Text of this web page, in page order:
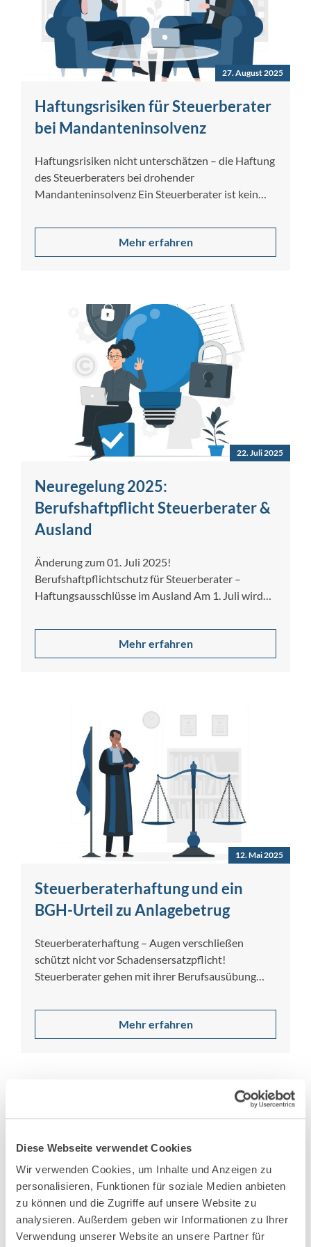
Diese Webseite verwendet Cookies
Wir verwenden Cookies, um Inhalte und Anzeigen zu
personalisieren, Funktionen für soziale Medien anbieten
zu können und die Zugriffe auf unsere Website zu
analysieren. Außerdem geben wir Informationen zu Ihrer
Verwendung unserer Website an unsere Partner für
27. August 2025
Haftungsrisiken für Steuerberater
bei Mandanteninsolvenz
Haftungsrisiken nicht unterschätzen – die Haftung
des Steuerberaters bei drohender
Mandanteninsolvenz Ein Steuerberater ist kein
Mehr erfahren
22. Juli 2025
Neuregelung 2025:
Berufshaftpflicht Steuerberater &
Ausland
Änderung zum 01. Juli 2025!
Berufshaftpflichtschutz für Steuerberater –
Haftungsausschlüsse im Ausland Am 1. Juli wird
Mehr erfahren
12. Mai 2025
Steuerberaterhaftung und ein
BGH-Urteil zu Anlagebetrug
Steuerberaterhaftung – Augen verschließen
schützt nicht vor Schadensersatzpflicht!
Steuerberater gehen mit ihrer Berufsausübung
oder…
Mehr erfahren
21. Februar 2025